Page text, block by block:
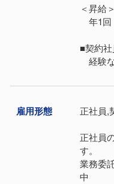
＜昇給＞
年1回
■契約社
経験
雇⽤形態 正社員,
正社員
す。
業務委
中